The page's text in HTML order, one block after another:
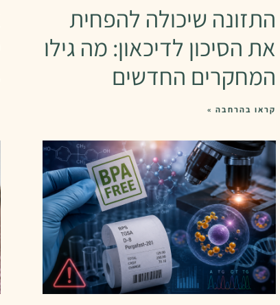
התזונה שיכולה להפחית
את הסיכון לדיכאון: מה גילו
המחקרים החדשים
קראו בהרחבה »